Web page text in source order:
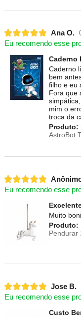
Ana O.
Eu recomendo esse
Caderno
Caderno
bem
filho e eu
Fora que
mim o
troca da
Produto:
AstroBot
Eu recomendo esse
Muito
Produto:
Pendurar
Jose B.
Eu recomendo esse
Custo